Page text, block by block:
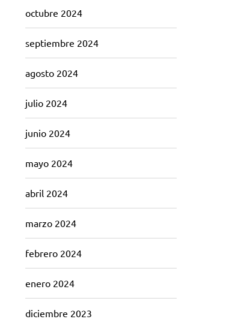
octubre 2024
septiembre 2024
agosto 2024
julio 2024
junio 2024
mayo 2024
abril 2024
marzo 2024
febrero 2024
enero 2024
diciembre 2023